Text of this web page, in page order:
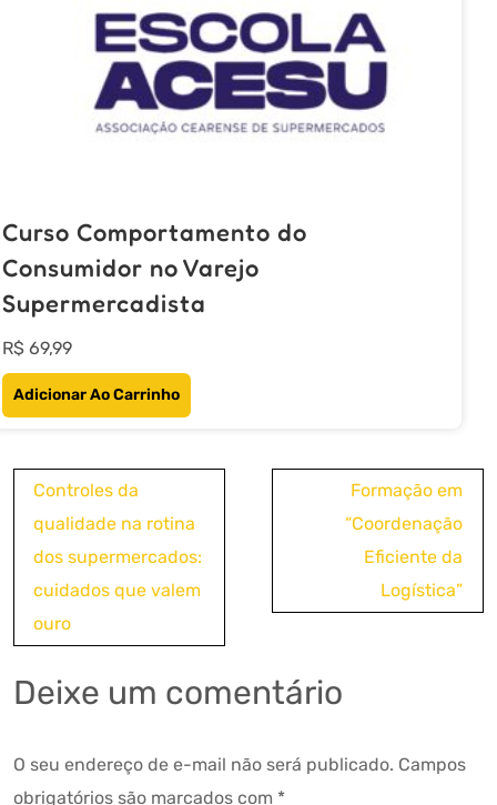
do
produto
Curso Comportamento do
Consumidor no Varejo
Supermercadista
R$ 69,99
Adicionar Ao Carrinho
Navegação
de
Post
Controles da
qualidade na rotina
dos supermercados:
cuidados que valem
ouro
Formação em
“Coordenação
Eficiente da
Logística”
Deixe um comentário
O seu endereço de e-mail não será publicado. Campos
obrigatórios são marcados com *